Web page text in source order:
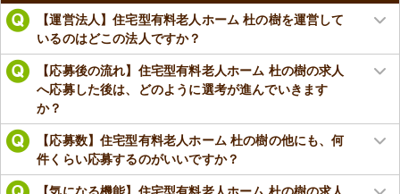
【運営法人】住宅型有料老人ホーム 杜の樹を運営して
いるのはどこの法人ですか？
【応募後の流れ】住宅型有料老人ホーム 杜の樹の求人
へ応募した後は、どのように選考が進んでいきます
か？
【応募数】住宅型有料老人ホーム 杜の樹の他にも、何
件くらい応募するのがいいですか？
【気になる機能】住宅型有料老人ホーム 杜の樹の求人